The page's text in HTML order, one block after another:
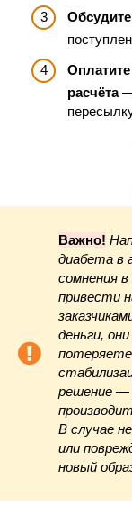
расчёта—
Важно!
диабета в
сомнения
привести
деньги,
решение —
В случае
или
новый